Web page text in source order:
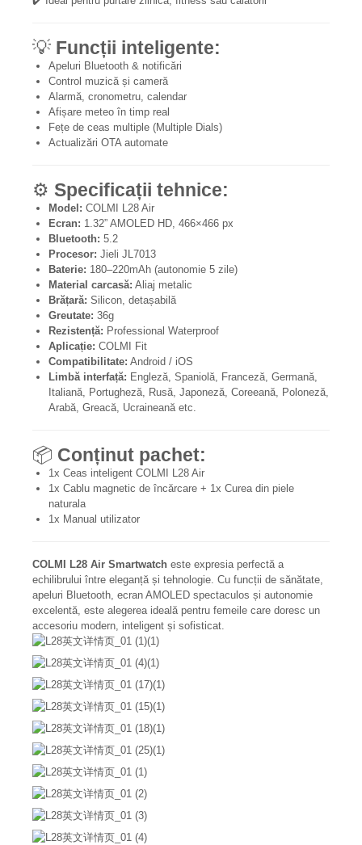
💡 Funcții inteligente:
Apeluri Bluetooth & notificări
Control muzică și cameră
Alarmă, cronometru, calendar
Afișare meteo în timp real
Fețe de ceas multiple (Multiple Dials)
Actualizări OTA automate
⚙️ Specificații tehnice:
Model: COLMI L28 Air
Ecran: 1.32” AMOLED HD, 466×466 px
Bluetooth: 5.2
Procesor: Jieli JL7013
Baterie: 180–220mAh (autonomie 5 zile)
Material carcasă: Aliaj metalic
Brățară: Silicon, detașabilă
Greutate: 36g
Rezistență: Professional Waterproof
Aplicație: COLMI Fit
Compatibilitate: Android / iOS
Limbă interfață: Engleză, Spaniolă, Franceză, Germană,
Italiană, Portugheză, Rusă, Japoneză, Coreeană, Poloneză,
Arabă, Greacă, Ucraineană etc.
📦 Conținut pachet:
1x Ceas inteligent COLMI L28 Air
1x Cablu magnetic de încărcare + 1x Curea din piele
naturala
1x Manual utilizator
COLMI L28 Air Smartwatch este expresia perfectă a
echilibrului între eleganță și tehnologie. Cu funcții de sănătate,
apeluri Bluetooth, ecran AMOLED spectaculos și autonomie
excelentă, este alegerea ideală pentru femeile care doresc un
accesoriu modern, inteligent și sofisticat.